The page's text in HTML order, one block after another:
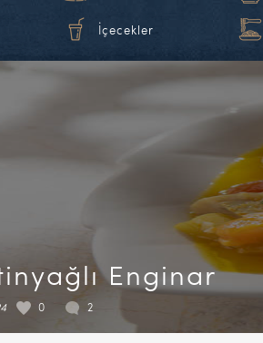
İçecekler
Enginar
0 2